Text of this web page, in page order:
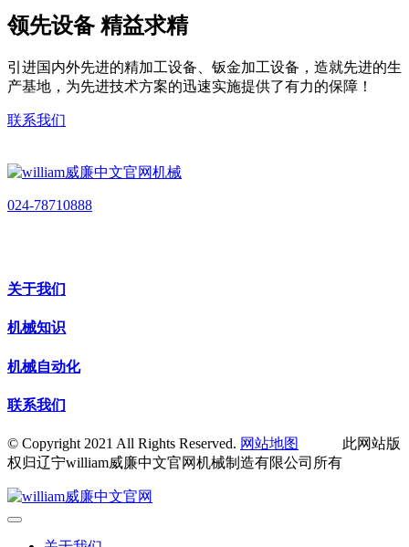
领先设备 精益求精
引进国内外先进的精加工设备、钣金加工设备，造就先进的生
产基地，为先进技术方案的迅速实施提供了有力的保障！
联系我们
024-78710888
关于我们
机械知识
机械自动化
联系我们
© Copyright 2021 All Rights Reserved. 网站地图
此网站版
权归辽宁william威廉中文官网机械制造有限公司所有